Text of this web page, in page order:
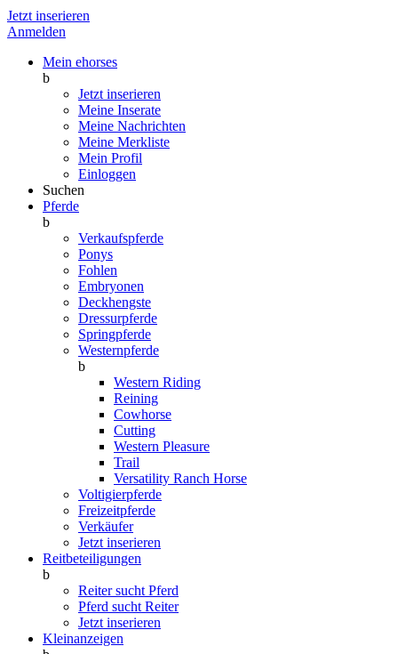
Jetzt inserieren
Anmelden
Mein ehorses
b
Jetzt inserieren
Meine Inserate
Meine Nachrichten
Meine Merkliste
Mein Profil
Einloggen
Suchen
Pferde
b
Verkaufspferde
Ponys
Fohlen
Embryonen
Deckhengste
Dressurpferde
Springpferde
Westernpferde
b
Western Riding
Reining
Cowhorse
Cutting
Western Pleasure
Trail
Versatility Ranch Horse
Voltigierpferde
Freizeitpferde
Verkäufer
Jetzt inserieren
Reitbeteiligungen
b
Reiter sucht Pferd
Pferd sucht Reiter
Jetzt inserieren
Kleinanzeigen